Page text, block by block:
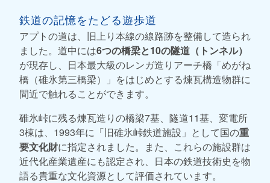
鉄道の記憶をたどる遊歩道
アプトの道は、旧上り本線の線路跡を整備して造られ
ました。道中には6つの橋梁と10の隧道（トンネル）
が現存し、日本最大級のレンガ造りアーチ橋「めがね
橋（碓氷第三橋梁）」をはじめとする煉瓦構造物群に
間近で触れることができます。
碓氷峠に残る煉瓦造りの橋梁7基、隧道11基、変電所
3棟は、1993年に「旧碓氷峠鉄道施設」として国の重
要文化財に指定されました。また、これらの施設群は
近代化産業遺産にも認定され、日本の鉄道技術史を物
語る貴重な文化資源として評価されています。